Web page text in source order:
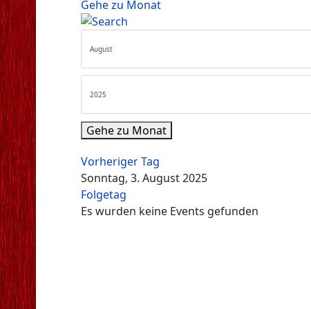
Gehe zu Monat
Gehe zu Monat
Vorheriger Tag
Sonntag, 3. August 2025
Folgetag
Es wurden keine Events gefunden